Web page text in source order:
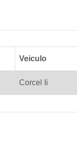
Veiculo
Corcel Ii